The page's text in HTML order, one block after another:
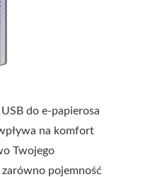
do e-papierosa
na komfort
Twojego
pojemność